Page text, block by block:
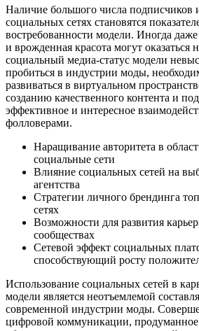
Наличие большого числа подписчиков
социальных сетях становятся
востребованности модели. Иногда
и врожденная красота могут оказаться
социальный медиа-статус модели
пробиться в индустрии моды,
развиваться в виртуальном
созданию качественного контента и
эффективное и интересное
фолловерами.
Наращивание авторитета в
социальные сети
Влияние социальных сетей на
агентства
Стратегии личного брендинга
сетях
Возможности для развития
сообществах
Сетевой эффект социальных
способствующий росту
Использование социальных сетей в
модели является неотъемлемой
современной индустрии моды.
цифровой коммуникации, продуманное